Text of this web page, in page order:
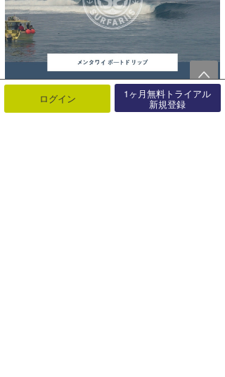
ログイン 1ヶ月無料トライアル
新規登録